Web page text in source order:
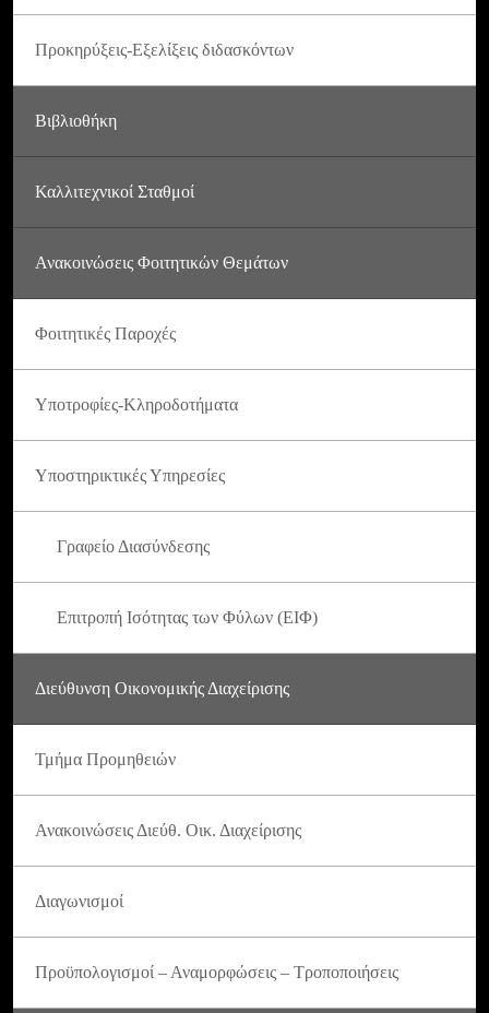
Προκηρύξεις-Εξελίξεις διδασκόντων
Βιβλιοθήκη
Καλλιτεχνικοί Σταθμοί
Ανακοινώσεις Φοιτητικών Θεμάτων
Φοιτητικές Παροχές
Υποτροφίες-Κληροδοτήματα
Υποστηρικτικές Υπηρεσίες
Γραφείο Διασύνδεσης
Επιτροπή Ισότητας των Φύλων (ΕΙΦ)
Διεύθυνση Οικονομικής Διαχείρισης
Τμήμα Προμηθειών
Ανακοινώσεις Διεύθ. Οικ. Διαχείρισης
Διαγωνισμοί
Προϋπολογισμοί – Αναμορφώσεις – Τροποποιήσεις